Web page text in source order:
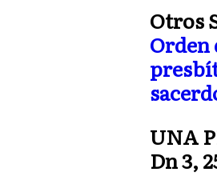
Otros
Orden
UNA
Dn 3,